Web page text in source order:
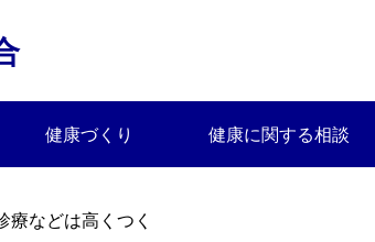
健康づくり 健康に関する相談
療などは高くつく